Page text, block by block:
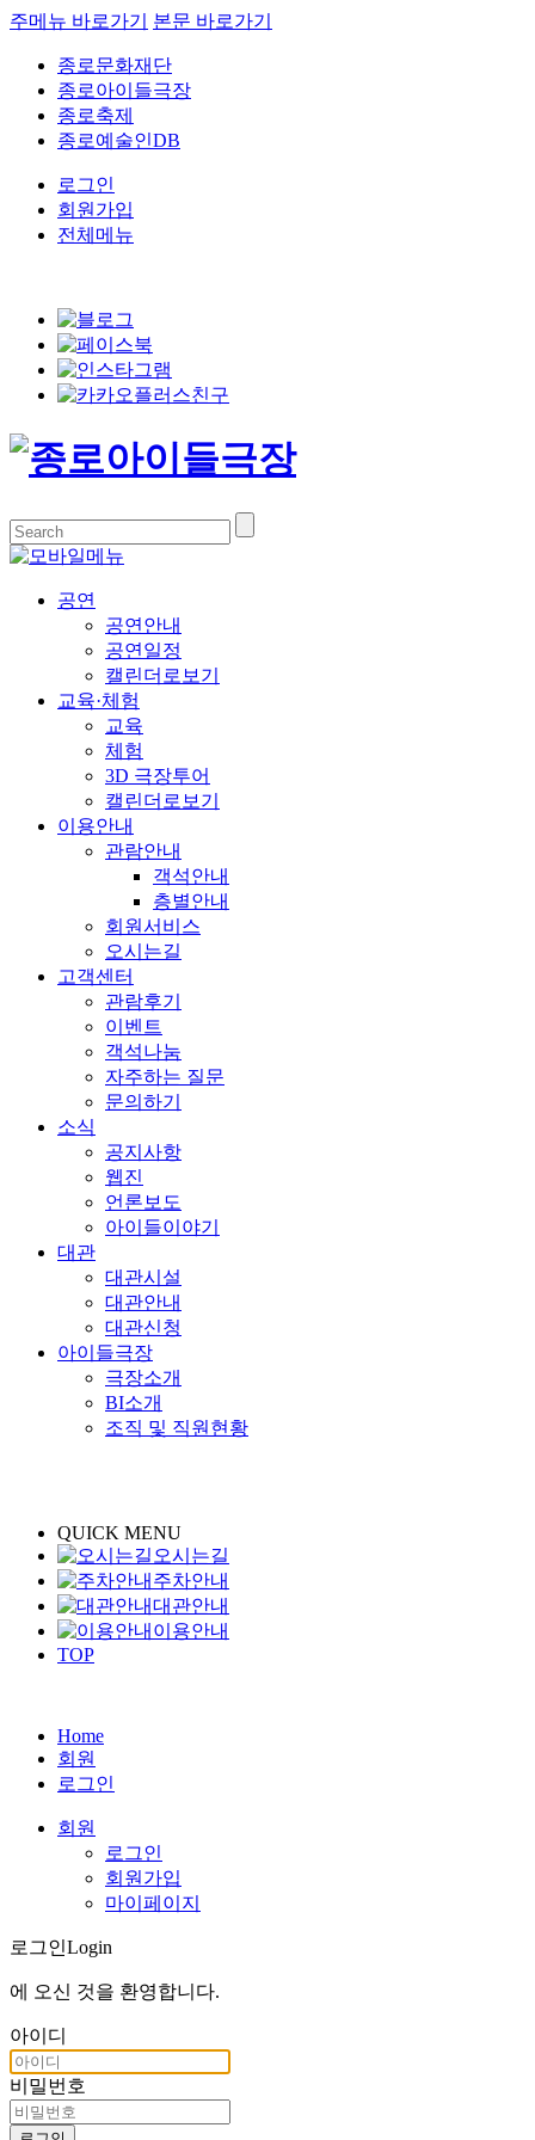
주메뉴 바로가기 본문 바로가기
종로문화재단
종로아이들극장
종로축제
종로예술인DB
로그인
회원가입
전체메뉴
공연
공연안내
공연일정
캘린더로보기
교육·체험
교육
체험
3D 극장투어
캘린더로보기
이용안내
관람안내
객석안내
층별안내
회원서비스
오시는길
고객센터
관람후기
이벤트
객석나눔
자주하는 질문
문의하기
소식
공지사항
웹진
언론보도
아이들이야기
대관
대관시설
대관안내
대관신청
아이들극장
극장소개
BI소개
조직 및 직원현황
QUICK MENU
오시는길
주차안내
대관안내
이용안내
TOP
Home
회원
로그인
회원
로그인
회원가입
마이페이지
로그인Login
에 오신 것을 환영합니다.
아이디
비밀번호